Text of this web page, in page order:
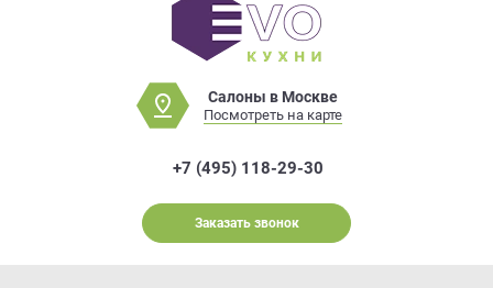
Салоны в Москве
Посмотреть на карте
+7 (495) 118-29-30
Заказать звонок